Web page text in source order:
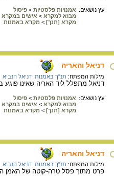
עץ נושאים: אמנויות פלסטיות > פיסול
מבוא למקרא > אישים במקרא
מקרא [תנך] > מקרא באמנות
דניאל והאריה
מילות המפתח: תנ"ך באמנות דניאל הנביא
דניאל מתפלל ליד האריה שאינו פוגע בו. פסל טרה-
עץ נושאים: אמנויות פלסטיות > פיסול
מבוא למקרא > אישים במקרא
מקרא [תנך] > מקרא באמנות
דניאל והאריה
מילות המפתח: תנ"ך באמנות דניאל הנביא
פרט מתוך פסל טרה-קוטה של האמן האיטלקי ג'אן לורנצו ברניני